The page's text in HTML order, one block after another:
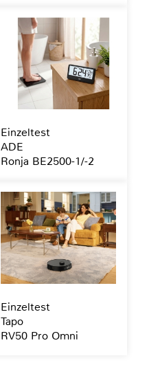
Einzeltest
ADE
Ronja BE2500-1/-2
Einzeltest
Tapo
RV50 Pro Omni